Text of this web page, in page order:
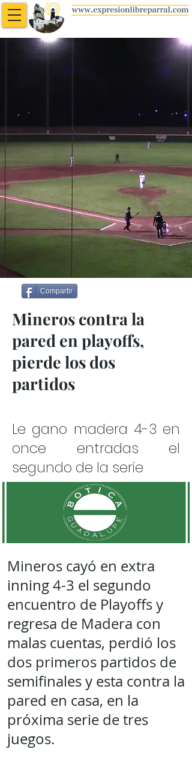
Compartir
Mineros contra la
pared en playoffs,
pierde los dos
partidos
Le gano madera 4-3 en
once entradas el
segundo de la serie
Mineros cayó en extra
inning 4-3 el segundo
encuentro de Playoffs y
regresa de Madera con
malas cuentas, perdió los
dos primeros partidos de
semifinales y esta contra la
pared en casa, en la
próxima serie de tres
juegos.